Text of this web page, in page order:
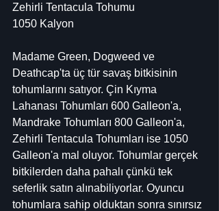
Zehirli Tentacula Tohumu
1050 Kalyon
Madame Green, Dogweed ve
Deathcap'ta üç tür savaş bitkisinin
tohumlarını satıyor. Çin Kıyma
Lahanası Tohumları 600 Galleon'a,
Mandrake Tohumları 800 Galleon'a,
Zehirli Tentacula Tohumları ise 1050
Galleon'a mal oluyor. Tohumlar gerçek
bitkilerden daha pahalı çünkü tek
seferlik satın alınabiliyorlar. Oyuncu
tohumlara sahip olduktan sonra sınırsız